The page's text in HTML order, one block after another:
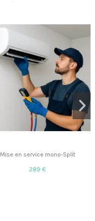
Mise en service mono-Split
289 €